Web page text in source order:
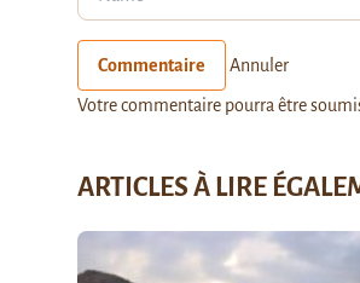
Commentaire Annuler
Votre commentaire pourra être
ARTICLES À LIRE